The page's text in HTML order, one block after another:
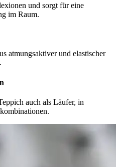
und sorgt für eine
im Raum.
atmungsaktiver und elastischer
auch als Läufer, in